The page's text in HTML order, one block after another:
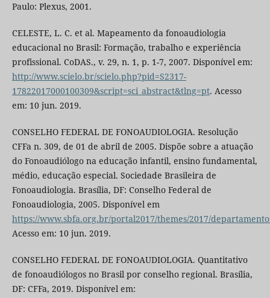
Paulo: Plexus, 2001.
CELESTE, L. C. et al. Mapeamento da fonoaudiologia
educacional no Brasil: Formação, trabalho e experiência
profissional. CoDAS., v. 29, n. 1, p. 1-7, 2007. Disponível em:
http://www.scielo.br/scielo.php?pid=S2317-
17822017000100309&script=sci_abstract&tlng=pt. Acesso
em: 10 jun. 2019.
CONSELHO FEDERAL DE FONOAUDIOLOGIA. Resolução
CFFa n. 309, de 01 de abril de 2005. Dispõe sobre a atuação
do Fonoaudiólogo na educação infantil, ensino fundamental,
médio, educação especial. Sociedade Brasileira de
Fonoaudiologia. Brasília, DF: Conselho Federal de
Fonoaudiologia, 2005. Disponível em
https://www.sbfa.org.br/portal2017/themes/2017/
Acesso em: 10 jun. 2019.
CONSELHO FEDERAL DE FONOAUDIOLOGIA. Quantitativo
de fonoaudiólogos no Brasil por conselho regional. Brasília,
DF: CFFa, 2019. Disponível em: